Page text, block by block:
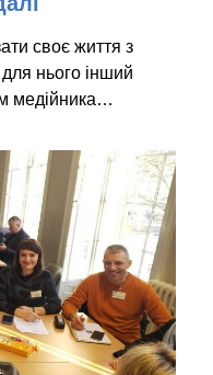
своє життя з
нього інший
медійника…